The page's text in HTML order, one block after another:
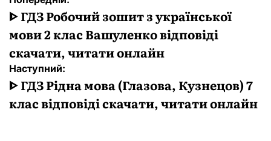
записів
ᐈ ГДЗ Робочий зошит з української
мови 2 клас Вашуленко відповіді
скачати, читати онлайн
Наступний:
ᐈ ГДЗ Рідна мова (Глазова, Кузнецов) 7
клас відповіді скачати, читати онлайн